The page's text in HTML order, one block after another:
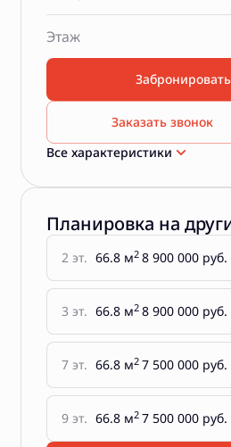
Этаж
Забронировать
Заказать звонок
Все характеристики
Планировка на
2 эт. 66.8 м2 8 900 000 руб.
3 эт. 66.8 м2 8 900 000 руб.
7 эт. 66.8 м2 7 500 000 руб.
9 эт. 66.8 м2 7 500 000 руб.